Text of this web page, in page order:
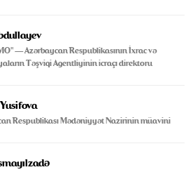
— Azərbaycan Respublikasının İxrac və
Təşviqi Agentliyinin icraçı direktoru
Respublikası Mədəniyyət Nazirinin müavini